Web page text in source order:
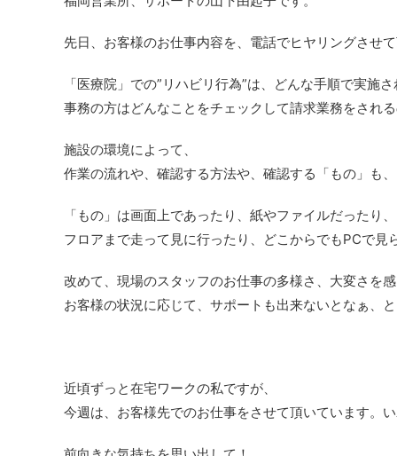
先日、お客様のお仕事内容を、電話でヒヤリングさせて
「医療院」での”リハビリ行為”は、どんな手順で実施さ
事務の方はどんなことをチェックして請求業務をされる
施設の環境によって、
作業の流れや、確認する方法や、確認する「もの」も、
「もの」は画面上であったり、紙やファイルだったり、
フロアまで走って見に行ったり、どこからでもPCで見
改めて、現場のスタッフのお仕事の多様さ、大変さを感
お客様の状況に応じて、サポートも出来ないとなぁ、と
近頃ずっと在宅ワークの私ですが、
今週は、お客様先でのお仕事をさせて頂いています。い